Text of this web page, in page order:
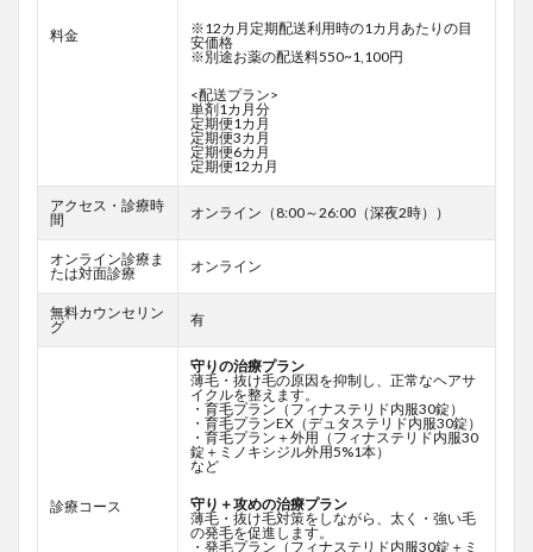
料金
※12カ月定期配送利用時の1カ月あたりの目
安価格
※別途お薬の配送料550~1,100円
<配送プラン>
単剤1カ月分
定期便1カ月
定期便3カ月
定期便6カ月
定期便12カ月
アクセス・診療時
間
オンライン（8:00～26:00（深夜2時））
オンライン診療ま
たは対面診療
オンライン
無料カウンセリン
グ
有
診療コース
守りの治療プラン
薄毛・抜け毛の原因を抑制し、正常なヘアサ
イクルを整えます。
・育毛プラン（フィナステリド内服30錠）
・育毛プランEX（デュタステリド内服30錠）
・育毛プラン＋外用（フィナステリド内服30
錠＋ミノキシジル外用5%1本）
など
守り＋攻めの治療プラン
薄毛・抜け毛対策をしながら、太く・強い毛
の発毛を促進します。
・発毛プラン（フィナステリド内服30錠＋ミ